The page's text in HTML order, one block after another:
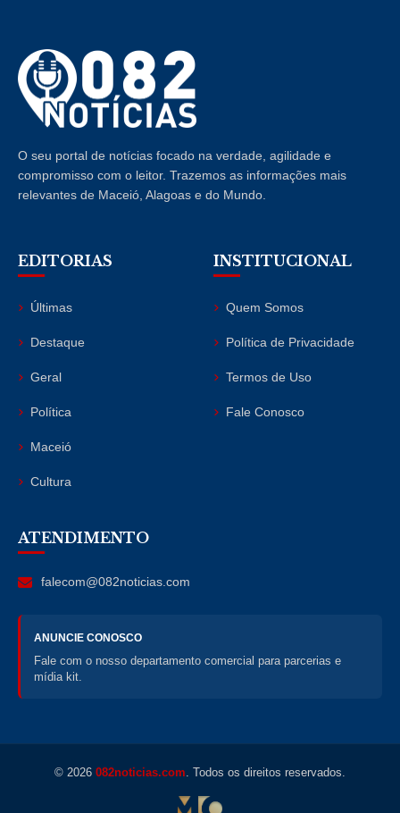
O seu portal de notícias focado na verdade, agilidade e
compromisso com o leitor. Trazemos as informações mais
relevantes de Maceió, Alagoas e do Mundo.
EDITORIAS
Últimas
Destaque
Geral
Política
Maceió
Cultura
INSTITUCIONAL
Quem Somos
Política de Privacidade
Termos de Uso
Fale Conosco
ATENDIMENTO
falecom@082noticias.com
ANUNCIE CONOSCO
Fale com o nosso departamento comercial para parcerias e
mídia kit.
© 2026 082noticias.com. Todos os direitos reservados.